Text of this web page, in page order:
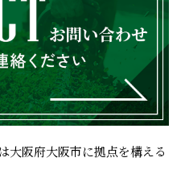
大阪府大阪市に拠点を構える